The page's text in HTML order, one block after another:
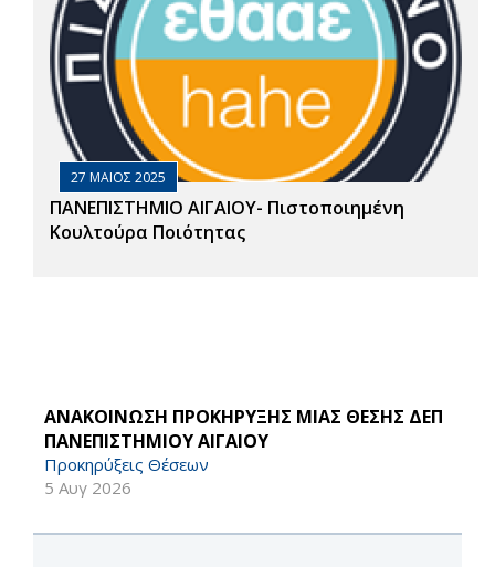
27 ΜΑΙΟΣ 2025
ΠΑΝΕΠΙΣΤΗΜΙΟ ΑΙΓΑΙΟΥ- Πιστοποιημένη
Κουλτούρα Ποιότητας
ΑΝΑΚΟΙΝΩΣΗ ΠΡΟΚΗΡΥΞΗΣ ΜΙΑΣ ΘΕΣΗΣ ΔΕΠ
ΠΑΝΕΠΙΣΤΗΜΙΟΥ ΑΙΓΑΙΟΥ
Προκηρύξεις Θέσεων
5 Αυγ 2026